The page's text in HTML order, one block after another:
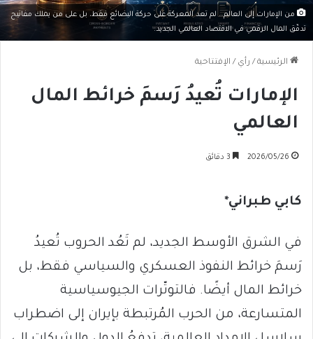
من الإمارات إلى العالم… لم تعد المعركة على حركة البضائع فقط، بل على من يملك مفاتيح
تدفّق المال الرقمي في الاقتصاد العالمي الجديد.
الرئيسية / رأي / الإفتتاحية
الإمارات تُعيدُ رَسمَ خرائط المال
العالمي
2026/05/26
كابي طبراني*
في الشرق الأوسط الجديد، لم تَعُد الحروب تُعيدُ
رَسمَ خرائط النفوذ العسكري والسياسي فقط، بل
خرائط المال أيضًا. فالتوتّرات الجيوسياسية
المتسارعة، من الحرب المُرتبطة بإيران إلى اضطراب